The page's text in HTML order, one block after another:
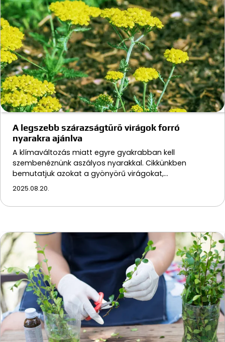
A legszebb szárazságtűrő virágok forró
nyarakra ajánlva
A klímaváltozás miatt egyre gyakrabban kell
szembenéznünk aszályos nyarakkal. Cikkünkben
bemutatjuk azokat a gyönyörű virágokat,…
2025.08.20.